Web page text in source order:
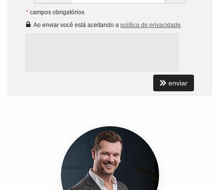
* campos obrigatórios
Ao enviar você está aceitando a política de privacidade.
enviar